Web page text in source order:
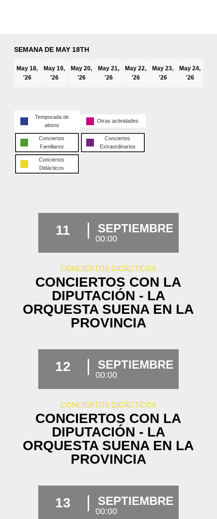
SEMANA DE MAY 18TH
May 18,
'26
May 19,
'26
May 20,
'26
May 21,
'26
May 22,
'26
May 23,
'26
May 24,
'26
Temporada de
abono
Otras actividades
Conciertos
Familiares
Conciertos
Extraordinarios
Conciertos
Didácticos
11 SEPTIEMBRE
00:00
CONCIERTOS DIDÁCTICOS
CONCIERTOS CON LA
DIPUTACIÓN - LA
ORQUESTA SUENA EN LA
PROVINCIA
12 SEPTIEMBRE
00:00
CONCIERTOS DIDÁCTICOS
CONCIERTOS CON LA
DIPUTACIÓN - LA
ORQUESTA SUENA EN LA
PROVINCIA
13 SEPTIEMBRE
00:00